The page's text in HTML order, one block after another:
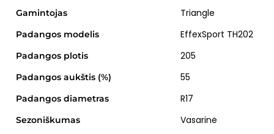
Gamintojas Triangle
Padangos modelis EffexSport TH202
Padangos plotis 205
Padangos aukštis (%) 55
Padangos diametras R17
Sezoniškumas Vasarinė